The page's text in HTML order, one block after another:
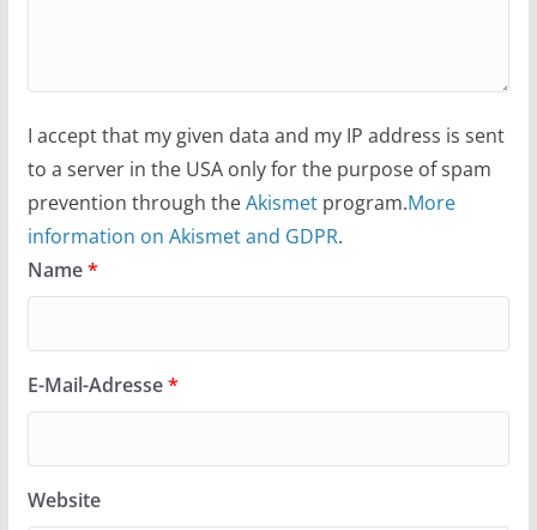
I accept that my given data and my IP address is sent
to a server in the USA only for the purpose of spam
prevention through theAkismetprogram.More
information on Akismet and GDPR.
Name*
E-Mail-Adresse*
Website